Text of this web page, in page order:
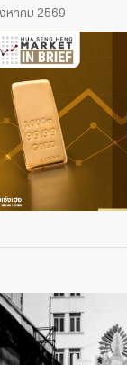
หาคม 2569